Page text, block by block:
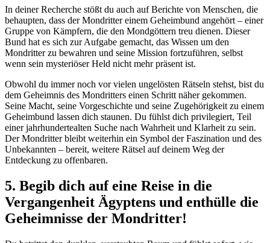
In deiner Recherche stößt du auch auf Berichte von Menschen, die
behaupten, dass der Mondritter einem Geheimbund angehört – einer
Gruppe von Kämpfern, die den Mondgöttern treu dienen. Dieser
Bund hat es sich zur Aufgabe gemacht, das Wissen um den
Mondritter zu bewahren und seine Mission fortzuführen, selbst
wenn sein mysteriöser Held nicht mehr präsent ist.
Obwohl du immer noch vor vielen ungelösten Rätseln stehst, bist du
dem Geheimnis des Mondritters einen Schritt näher gekommen.
Seine Macht, seine Vorgeschichte und seine Zugehörigkeit zu einem
Geheimbund lassen dich staunen. Du fühlst dich privilegiert, Teil
einer jahrhundertealten Suche nach Wahrheit und Klarheit zu sein.
Der Mondritter bleibt weiterhin ein Symbol der Faszination und des
Unbekannten – bereit, weitere Rätsel auf deinem Weg der
Entdeckung zu offenbaren.
5. Begib dich auf eine Reise in die
Vergangenheit Ägyptens und enthülle die
Geheimnisse der Mondritter!